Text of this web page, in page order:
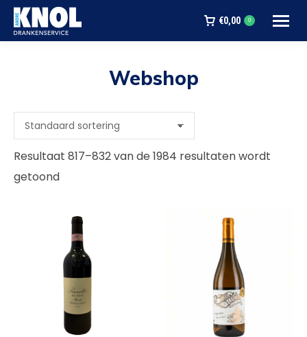
€0,00 0
Webshop
Resultaat 817–832 van de 1984 resultaten wordt
getoond